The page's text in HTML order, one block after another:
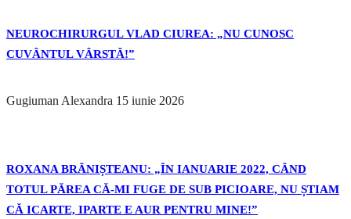
NEUROCHIRURGUL VLAD CIUREA: „NU CUNOSC
CUVÂNTUL VÂRSTĂ!”
Gugiuman Alexandra 15 iunie 2026
ROXANA BRĂNIȘTEANU: „ÎN IANUARIE 2022, CÂND
TOTUL PĂREA CĂ-MI FUGE DE SUB PICIOARE, NU ȘTIAM
CĂ ICARTE, IPARTE E AUR PENTRU MINE!”